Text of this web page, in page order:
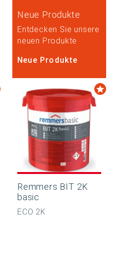
Neue Produkte
Entdecken Sie unsere
neuen Produkte
Neue Produkte
Remmers BIT 2K
basic
ECO 2K